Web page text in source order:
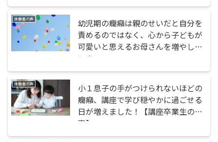
体験者の声
幼児期の癇癪は親のせいだと自分を
責めるのではなく、心から子どもが
可愛いと思えるお母さんを増やした
い！
体験者の声
小１息子の手がつけられないほどの
癇癪、講座で学び穏やかに過ごせる
日が増えました！【講座卒業生の
声】